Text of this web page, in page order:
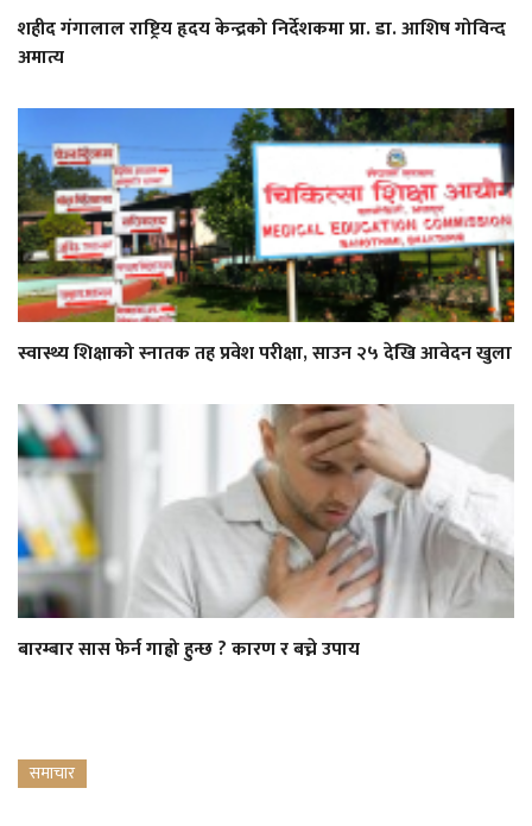
शहीद गंगालाल राष्ट्रिय हृदय केन्द्रको निर्देशकमा प्रा. डा. आशिष गोविन्द
अमात्य
स्वास्थ्य शिक्षाको स्नातक तह प्रवेश परीक्षा, साउन २५ देखि आवेदन खुला
बारम्बार सास फेर्न गाह्रो हुन्छ ? कारण र बच्ने उपाय
समाचार